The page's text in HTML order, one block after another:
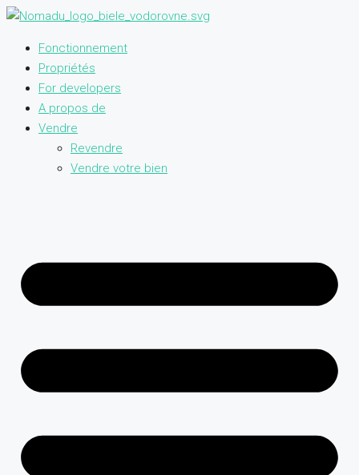
Fonctionnement
Propriétés
For developers
A propos de
Vendre
Revendre
Vendre votre bien